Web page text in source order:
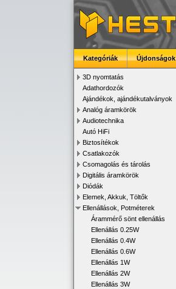
Kategóriák Újdonságok
3D nyomtatás
Adathordozók
Ajándékok, ajándékutalványok
Analóg áramkörök
Audiotechnika
Autó HiFi
Biztosítékok
Csatlakozók
Csomagolás és tárolás
Digitális áramkörök
Diódák
Elemek, Akkuk, Töltők
Ellenállások, Potméterek
Árammérő sönt ellenállás
Ellenállás 0.25W
Ellenállás 0.4W
Ellenállás 0.6W
Ellenállás 1W
Ellenállás 2W
Ellenállás 3W